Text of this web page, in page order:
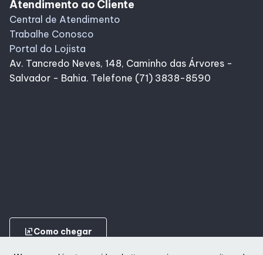
Atendimento ao Cliente
Central de Atendimento
Trabalhe Conosco
Portal do Lojista
Av. Tancredo Neves, 148, Caminho das Árvores -
Salvador - Bahia. Telefone (71) 3838-8590
ungroupComo chegar